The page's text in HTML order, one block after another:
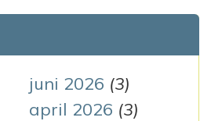
juni 2026 (3)
april 2026 (3)